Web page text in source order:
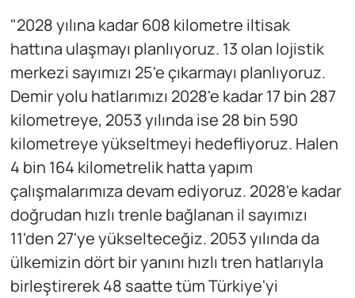
"2028 yılına kadar 608 kilometre iltisak
hattına ulaşmayı planlıyoruz. 13 olan lojistik
merkezi sayımızı 25'e çıkarmayı planlıyoruz.
Demir yolu hatlarımızı 2028'e kadar 17 bin 287
kilometreye, 2053 yılında ise 28 bin 590
kilometreye yükseltmeyi hedefliyoruz. Halen
4 bin 164 kilometrelik hatta yapım
çalışmalarımıza devam ediyoruz. 2028'e kadar
doğrudan hızlı trenle bağlanan il sayımızı
11'den 27'ye yükselteceğiz. 2053 yılında da
ülkemizin dört bir yanını hızlı tren hatlarıyla
birleştirerek 48 saatte tüm Türkiye'yi